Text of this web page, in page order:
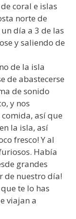
coral e islas
norte de
día a 3 de las
y saliendo de
de la isla
de abastecerse
de sonido
y nos
así que
la isla, así
fresco! Y al
Había
grandes
de nuestro día!
te lo has
viajan a